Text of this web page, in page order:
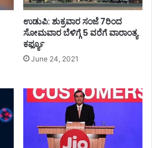
ಉಡುಪಿ: ಶುಕ್ರವಾರ ಸಂಜೆ 7ರಿಂದ
ಸೋಮವಾರ ಬೆಳಿಗ್ಗೆ 5 ವರೆಗೆ ವಾರಾಂತ್ಯ
ಕರ್ಫ್ಯೂ
June 24, 2021